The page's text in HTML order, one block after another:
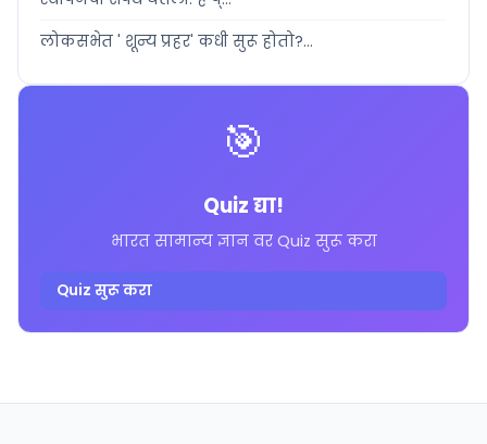
लोकसभेत ' शून्य प्रहर' कधी सुरू होतो?...
🎯
Quiz द्या!
भारत सामान्य ज्ञान वर Quiz सुरू करा
Quiz सुरू करा